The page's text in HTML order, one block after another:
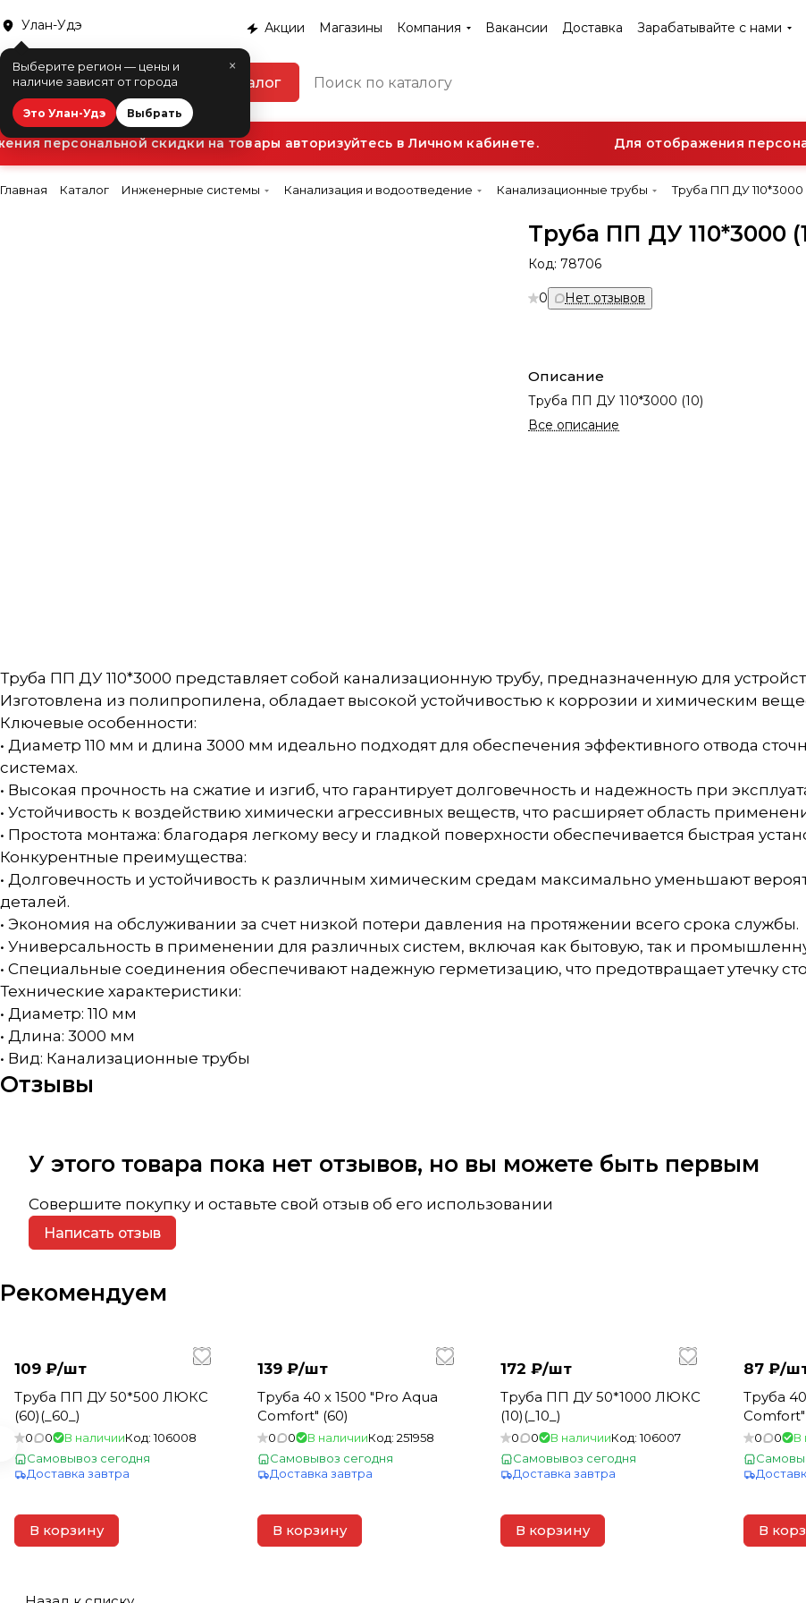
Улан-Удэ
×
Выберите регион — цены и
наличие зависят от города
Это Улан-Удэ Выбрать
Акции Магазины Компания Вакансии Доставка Зарабатывайте с нами
Каталог
персональной скидки на товары авторизуйтесь в Личном кабинете. Для отображения
Главная Каталог Инженерные системы Канализация и водоотведение Канализационные трубы Труба ПП ДУ 110*3000
Труба ПП ДУ 110*3000
Код:78706
0 Нет отзывов
Описание
Труба ПП ДУ 110*3000 (10)
Все описание
Труба ПП ДУ 110*3000 представляет собой канализационную трубу, предназначенную для
Изготовлена из полипропилена, обладает высокой устойчивостью к коррозии и химическим
Ключевые особенности:
• Диаметр 110 мм и длина 3000 мм идеально подходят для обеспечения эффективного отвода
системах.
• Высокая прочность на сжатие и изгиб, что гарантирует долговечность и надежность при
• Устойчивость к воздействию химически агрессивных веществ, что расширяет область
• Простота монтажа: благодаря легкому весу и гладкой поверхности обеспечивается быстрая
Конкурентные преимущества:
• Долговечность и устойчивость к различным химическим средам максимально уменьшают
деталей.
• Экономия на обслуживании за счет низкой потери давления на протяжении всего срока службы.
• Универсальность в применении для различных систем, включая как бытовую, так и
• Специальные соединения обеспечивают надежную герметизацию, что предотвращает утечку
Технические характеристики:
• Диаметр: 110 мм
• Длина: 3000 мм
• Вид: Канализационные трубы
Отзывы
У этого товара пока нет отзывов, но вы можете быть первым
Совершите покупку и оставьте свой отзыв об его использовании
Написать отзыв
Рекомендуем
109 ₽/шт
Труба ПП ДУ 50*500 ЛЮКС
(60)(_60_)
0 0 В наличииКод:106008
Самовывоз сегодня
Доставка завтра
В корзину
139 ₽/шт
Труба 40 х 1500 "Pro Aqua
Comfort" (60)
0 0 В наличииКод: 251958
Самовывоз сегодня
Доставка завтра
В корзину
172 ₽/шт
Труба ПП ДУ 50*1000 ЛЮКС
(10)(_10_)
0 0 В наличииКод:106007
Самовывоз сегодня
Доставка завтра
В корзину
87 ₽/
Труба 40 х
Comfort"
0 0 В
В